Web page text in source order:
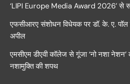
‘LIPI Europe Media Award 2026’ से
एफसीआरए संशोधन विधेयक पर डॉ. के. ए. पॉल
अपील
एमसीएम डीएवी कॉलेज से गूंजा ‘नो नशा नेशन’
नशामुक्ति की शपथ